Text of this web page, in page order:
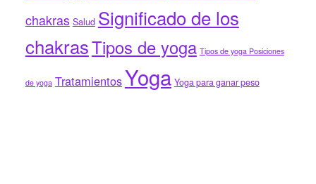
chakras Salud Significado de los
chakrasTipos de yoga Tipos de yoga Posiciones
de yoga TratamientosYoga Yoga para ganar peso